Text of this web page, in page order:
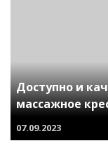
Доступно и
массажное
07.09.2023